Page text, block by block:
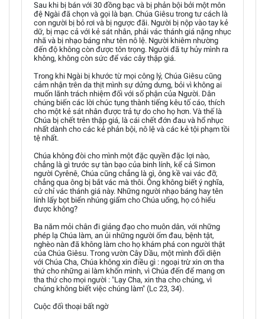
Sau khi bị bán với 30 đồng bạc và bị phản bội bởi một môn
đệ Ngài đã chọn và gọi là bạn. Chúa Giêsu trong tư cách là
con người bị bỏ rơi và bị ngược đãi. Người bị nộp vào tay kẻ
dữ, bị mạc cả với kẻ sát nhân, phải vác thánh giá nặng nhục
nhã và bị nhạo báng như tên nô lệ. Người khiêm nhường
đến độ không còn được tôn trọng. Người đã tự hủy mình ra
không, không còn sức để vác cây thập giá.
Trong khi Ngài bị khước từ mọi công lý, Chúa Giêsu cũng
cảm nhận trên da thịt mình sự dửng dưng, bỏi vì không ai
muốn lãnh trách nhiệm đối với số phận của Người. Dân
chúng biến các lời chúc tụng thành tiếng kêu tố cáo, thích
cho một kẻ sát nhân được trả tự do cho họ hơn. Và thế là
Chúa bị chết trên thập giá, là cái chết đớn đau và hổ nhục
nhất dành cho các kẻ phản bội, nô lệ và các kẻ tội phạm tồi
tệ nhất.
Chúa không đòi cho mình một đặc quyền đặc lợi nào,
chẳng là gì trước sự tàn bạo của binh lính, kể cả Simon
người Cyrênê, Chúa cũng chẳng là gì, ông kề vai vác đỡ,
chẳng qua ông bị bắt vác mà thôi. Ông không biết ý nghĩa,
cử chỉ vác thánh giá này. Những người nhạo báng hay tên
lính lấy bọt biển nhúng giấm cho Chúa uống, họ có hiểu
được không?
Ba năm mỏi chân đi giảng đạo cho muôn dân, với những
phép lạ Chúa làm, an ủi những người ốm đau, bệnh tật,
nghèo nàn đã không làm cho họ khám phá con người thật
của Chúa Giêsu. Trong vườn Cây Dầu, một mình đối diện
với Chúa Cha, Chúa không xin điều gì : ngoại trừ xin ơn tha
thứ cho những ai làm khốn mình, vì Chúa đến để mang ơn
tha thứ cho mọi người : "Lạy Cha, xin tha cho chúng, vì
chúng không biết việc chúng làm" (Lc 23, 34).
Cuộc đối thoại bất ngờ